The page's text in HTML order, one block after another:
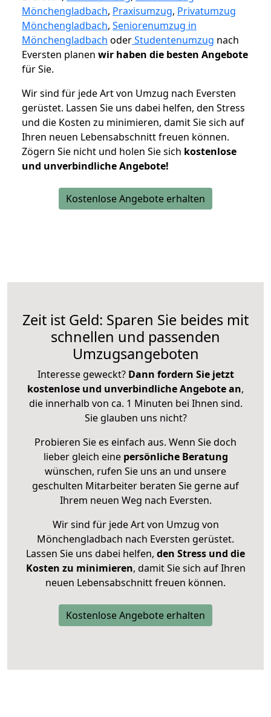
Mönchengladbach, Praxisumzug, Privatumzug
Mönchengladbach, Seniorenumzug in
Mönchengladbach oderStudentenumzug nach
Eversten planen wir haben die besten Angebote
für Sie.
Wir sind für jede Art von Umzug nach Eversten
gerüstet. Lassen Sie uns dabei helfen, den Stress
und die Kosten zu minimieren, damit Sie sich auf
Ihren neuen Lebensabschnitt freuen können.
Zögern Sie nicht und holen Sie sich kostenlose
und unverbindliche Angebote!
Kostenlose Angebote erhalten
Zeit ist Geld: Sparen Sie beides mit
schnellen und passenden
Umzugsangeboten
Interesse geweckt? Dann fordern Sie jetzt
kostenlose und unverbindliche Angebote an,
die innerhalb von ca. 1 Minuten bei Ihnen sind.
Sie glauben uns nicht?
Probieren Sie es einfach aus. Wenn Sie doch
lieber gleich eine persönliche Beratung
wünschen, rufen Sie uns an und unsere
geschulten Mitarbeiter beraten Sie gerne auf
Ihrem neuen Weg nach Eversten.
Wir sind für jede Art von Umzug von
Mönchengladbach nach Eversten gerüstet.
Lassen Sie uns dabei helfen, den Stress und die
Kosten zu minimieren, damit Sie sich auf Ihren
neuen Lebensabschnitt freuen können.
Kostenlose Angebote erhalten